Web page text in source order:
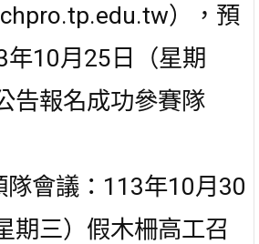
），預
年10月25日（星期
告報名成功參賽隊
隊會議：113年10月30
期三）假木柵高工召